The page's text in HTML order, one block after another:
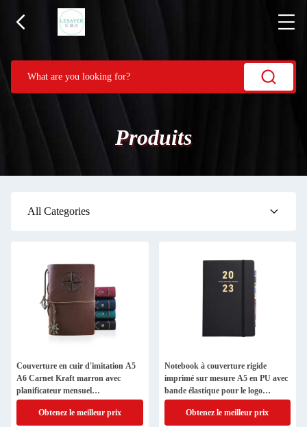
Produits
All Categories
Couverture en cuir d'imitation A5
A6 Carnet Kraft marron avec
planificateur mensuel
hebdomadaire
Obtenez le meilleur prix
Notebook à couverture rigide
imprimé sur mesure A5 en PU avec
bande élastique pour le logo
personnalisé
Obtenez le meilleur prix